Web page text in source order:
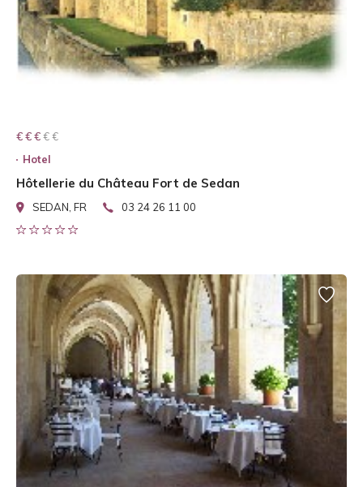
€ € € € €
€ € €
Hotel
Hôtellerie du Château Fort de Sedan
SEDAN, FR 03 24 26 11 00